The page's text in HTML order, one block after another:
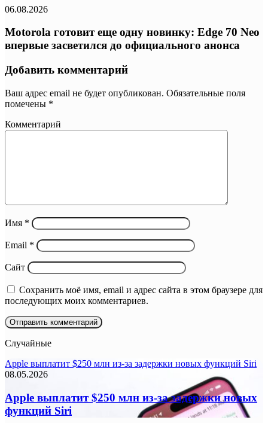
06.08.2026
Motorola готовит еще одну новинку: Edge 70 Neo
впервые засветился до официального анонса
Добавить комментарий
Ваш адрес email не будет опубликован. Обязательные поля
помечены *
Комментарий
Имя *
Email *
Сайт
Сохранить моё имя, email и адрес сайта в этом браузере для
последующих моих комментариев.
Случайные
Apple выплатит $250 млн из-за задержки новых функций Siri
08.05.2026
Apple выплатит $250 млн из-за задержки новых
функций Siri